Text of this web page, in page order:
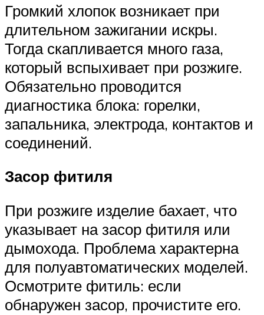
Громкий хлопок возникает при
длительном зажигании искры.
Тогда скапливается много газа,
который вспыхивает при розжиге.
Обязательно проводится
диагностика блока: горелки,
запальника, электрода, контактов и
соединений.
Засор фитиля
При розжиге изделие бахает, что
указывает на засор фитиля или
дымохода. Проблема характерна
для полуавтоматических моделей.
Осмотрите фитиль: если
обнаружен засор, прочистите его.